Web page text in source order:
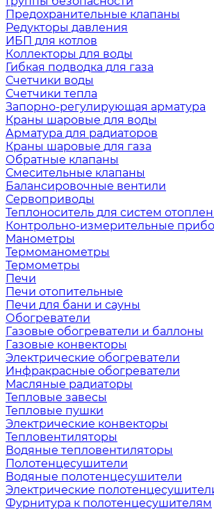
Предохранительные клапаны
Редукторы давления
ИБП для котлов
Коллекторы для воды
Гибкая подводка для газа
Счетчики воды
Счетчики тепла
Запорно-регулирующая арматура
Краны шаровые для воды
Арматура для радиаторов
Краны шаровые для газа
Обратные клапаны
Смесительные клапаны
Балансировочные вентили
Сервоприводы
Теплоноситель для систем
Контрольно-измерительные
Манометры
Термоманометры
Термометры
Печи
Печи отопительные
Печи для бани и сауны
Обогреватели
Газовые обогреватели и баллоны
Газовые конвекторы
Электрические обогреватели
Инфракрасные обогреватели
Масляные радиаторы
Тепловые завесы
Тепловые пушки
Электрические конвекторы
Тепловентиляторы
Водяные тепловентиляторы
Полотенцесушители
Водяные полотенцесушители
Электрические
Фурнитура к полотенцесушителям